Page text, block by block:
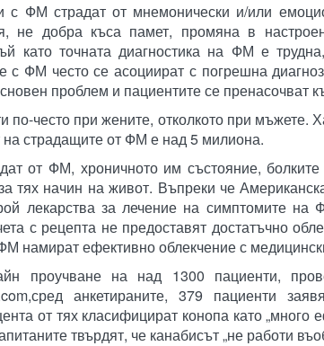
с ФМ страдат от мнемонически и/или
не добра къса памет, промяна в
като точната диагностика на ФМ е
с ФМ често се асоциират с погрешна
проблем и пациентите се пренасочват
по-често при жените, отколкото при мъжете.
страдащите от ФМ е над 5 милиона.
от ФМ, хроничното им състояние, болките
тях начин на живот. Въпреки че
лекарства за лечение на симптомите на
с рецепта не предоставят достатъчно
намират ефективно облекчение с
проучване на над 1300 пациенти,
анкетираните, 379 пациенти
от тях класифицират конопа като „много
твърдят, че канабисът „не работи